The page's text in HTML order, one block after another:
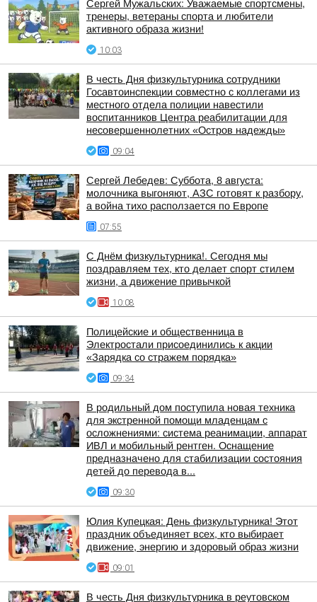
Сергей Мужальских: Уважаемые спортсмены,
тренеры, ветераны спорта и любители
активного образа жизни!
10:03
В честь Дня физкультурника сотрудники
Госавтоинспекции совместно с коллегами из
местного отдела полиции навестили
воспитанников Центра реабилитации для
несовершеннолетних «Остров надежды»
09:04
Сергей Лебедев: Суббота, 8 августа:
молочника выгоняют, АЗС готовят к разбору,
а война тихо расползается по Европе
07:55
С Днём физкультурника!. Сегодня мы
поздравляем тех, кто делает спорт стилем
жизни, а движение привычкой
10:08
Полицейские и общественница в
Электростали присоединились к акции
«Зарядка со стражем порядка»
09:34
В родильный дом поступила новая техника
для экстренной помощи младенцам с
осложнениями: система реанимации, аппарат
ИВЛ и мобильный рентген. Оснащение
предназначено для стабилизации состояния
детей до перевода в...
09:30
Юлия Купецкая: День физкультурника! Этот
праздник объединяет всех, кто выбирает
движение, энергию и здоровый образ жизни
09:01
В честь Дня физкультурника в реутовском